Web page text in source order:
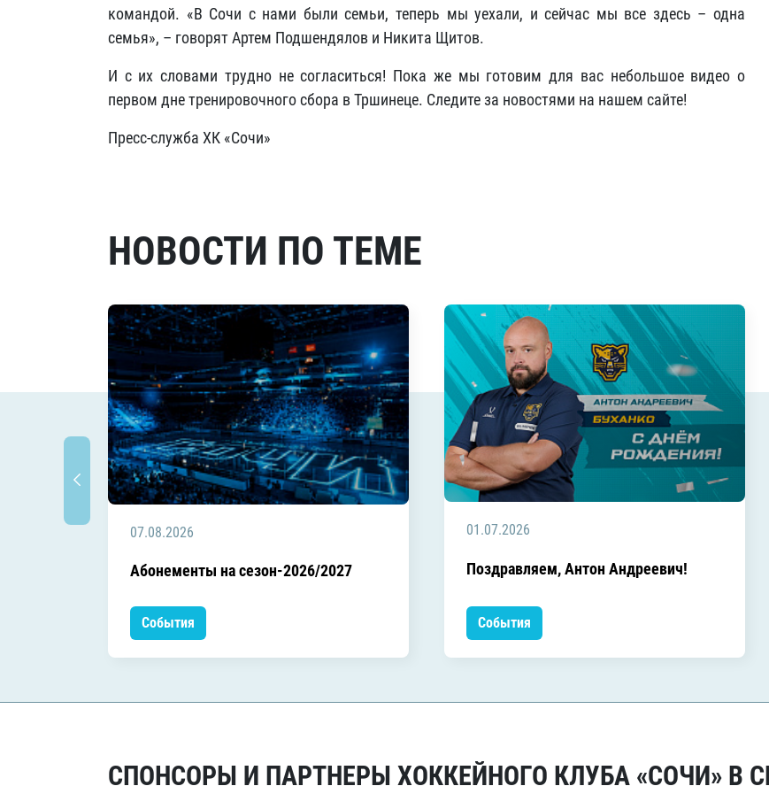
командой. «В Сочи с нами были семьи, теперь мы уехали, и сейчас мы все здесь – одна
семья», – говорят Артем Подшендялов и Никита Щитов.
И с их словами трудно не согласиться! Пока же мы готовим для вас небольшое видео о
первом дне тренировочного сбора в Тршинеце. Следите за новостями на нашем сайте!
Пресс-служба ХК «Сочи»
НОВОСТИ ПО ТЕМЕ
07.08.2026
Абонементы на сезон-2026/2027
События
01.07.2026
Поздравляем, Антон Андреевич!
События
СПОНСОРЫ И ПАРТНЕРЫ ХОККЕЙНОГО КЛУБА «СОЧИ» В